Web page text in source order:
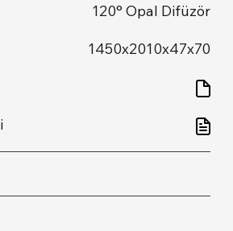
120° Opal Difüzör
1450x2010x47x70